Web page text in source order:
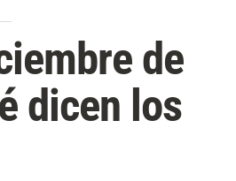
de
dicen los